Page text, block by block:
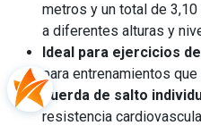
metros y un total de
a diferentes alturas y
Ideal para ejercicios
para entrenamientos
cuerda de salto
resistencia